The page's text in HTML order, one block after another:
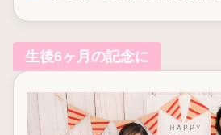
生後6ヶ月の記念に